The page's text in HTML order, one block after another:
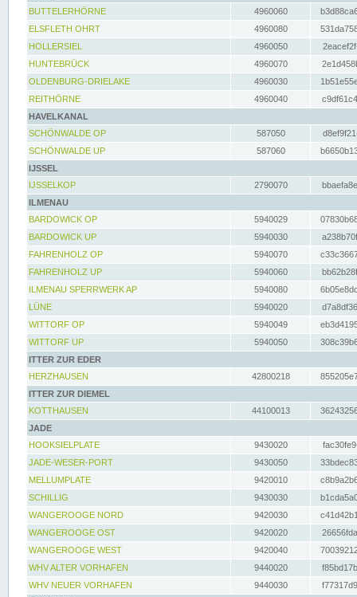
BUTTELERHÖRNE
4960060
ELSFLETH OHRT
4960080
HOLLERSIEL
4960050
HUNTEBRÜCK
4960070
OLDENBURG-DRIELAKE
4960030
REITHÖRNE
4960040
HAVELKANAL
SCHÖNWALDE OP
587050
SCHÖNWALDE UP
587060
IJSSEL
IJSSELKOP
2790070
ILMENAU
BARDOWICK OP
5940029
BARDOWICK UP
5940030
FAHRENHOLZ OP
5940070
FAHRENHOLZ UP
5940060
ILMENAU SPERRWERK AP
5940080
LÜNE
5940020
WITTORF OP
5940049
WITTORF UP
5940050
ITTER ZUR EDER
HERZHAUSEN
42800218
ITTER ZUR DIEMEL
KOTTHAUSEN
44100013
JADE
HOOKSIELPLATE
9430020
JADE-WESER-PORT
9430050
MELLUMPLATE
9420010
SCHILLIG
9430030
WANGEROOGE NORD
9420030
WANGEROOGE OST
9420020
WANGEROOGE WEST
9420040
WHV ALTER VORHAFEN
9440020
WHV NEUER VORHAFEN
9440030